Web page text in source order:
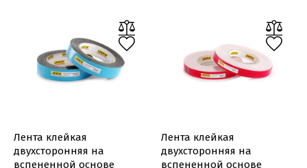
Лента клейкая
двухсторонняя на
вспененной основе
Лента клейкая
двухсторонняя на
вспененной основе